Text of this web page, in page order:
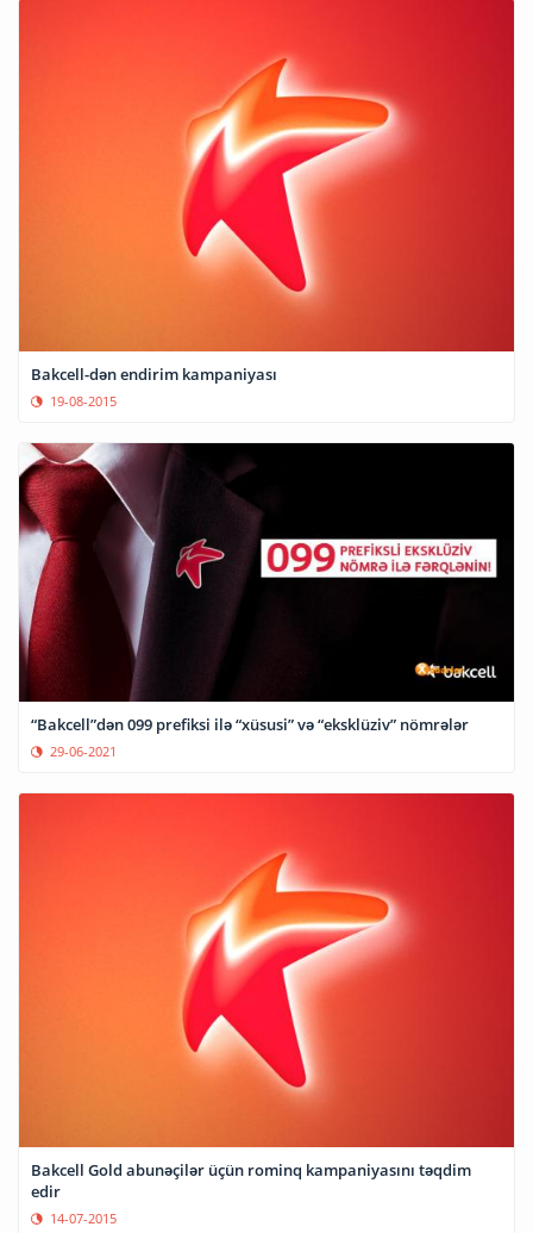
Bakcell-dən endirim kampaniyası
19-08-2015
“Bakcell”dən 099 prefiksi ilə “xüsusi” və “eksklüziv” nömrələr
29-06-2021
Bakcell Gold abunəçilər üçün rominq kampaniyasını təqdim
edir
14-07-2015